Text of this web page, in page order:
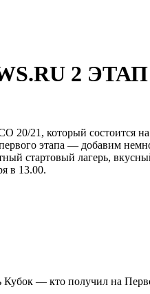
2 ЭТАП
21, который состоится
этапа — добавим
стартовый лагерь,
в 13.00.
— кто получил на